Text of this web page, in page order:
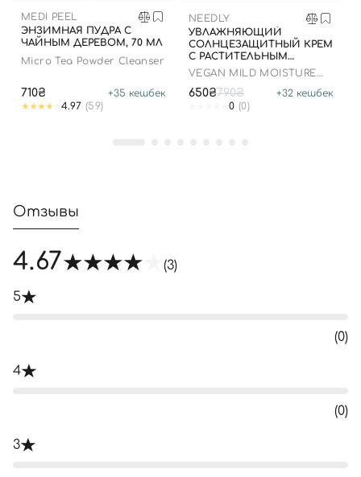
MEDI PEEL
ЭНЗИМНАЯ ПУДРА С
ЧАЙНЫМ ДЕРЕВОМ, 70 МЛ
Micro Tea Powder Cleanser
710₴ +35 кешбек
4.97 (59)
NEEDLY
УВЛАЖНЯЮЩИЙ
СОЛНЦЕЗАЩИТНЫЙ КРЕМ
С РАСТИТЕЛЬНЫМ
СКВАЛАНОМ, 50 МЛ
VEGAN MILD MOISTURE
650₴790₴ +32 кешбек
0 (0)
Отзывы
4.67 (3)
5
(0)
4
(0)
3